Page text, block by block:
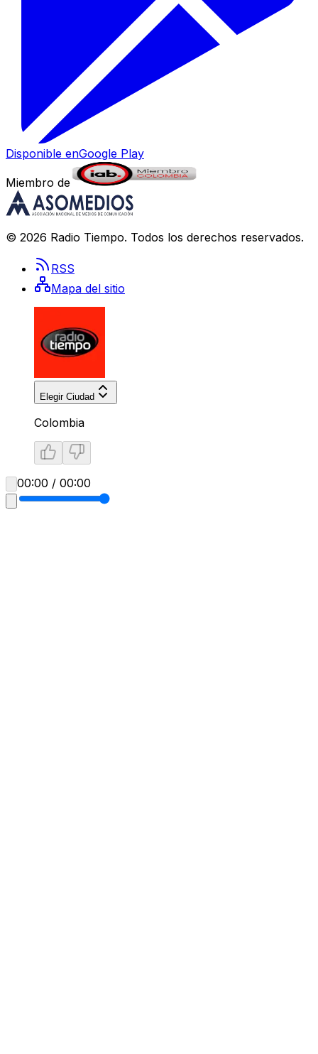
Disponible enGoogle Play
Miembro de
© 2026 Radio Tiempo. Todos los derechos reservados.
RSS
Mapa del sitio
Elegir Ciudad
Colombia
00:00 / 00:00